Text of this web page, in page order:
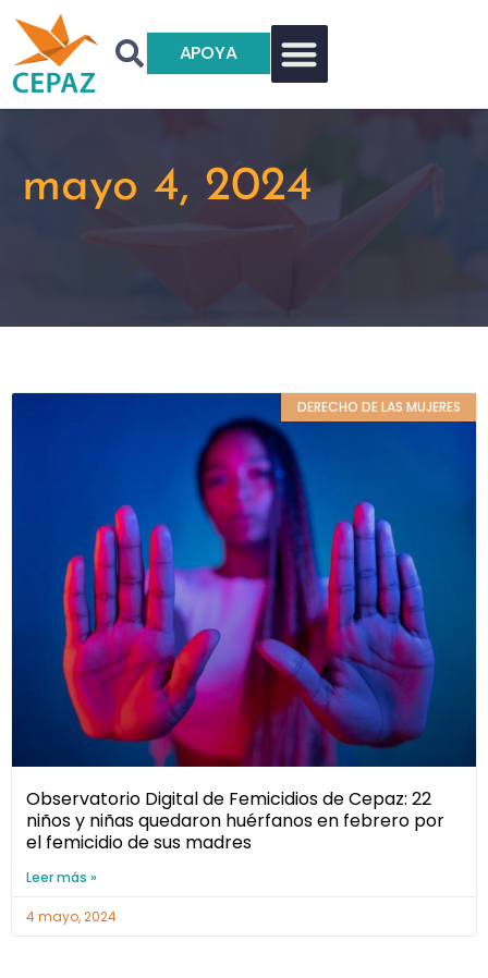
APOYA
mayo 4, 2024
DERECHO DE LAS MUJERES
Observatorio Digital de Femicidios de Cepaz: 22
niños y niñas quedaron huérfanos en febrero por
el femicidio de sus madres
Leer más »
4 mayo, 2024